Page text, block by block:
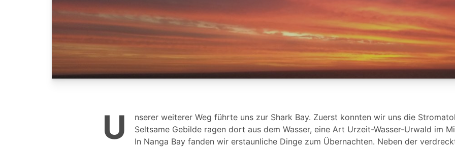
U
nserer weiterer Weg führte uns zur Shark Bay. Zuerst konnten wir uns die
Seltsame Gebilde ragen dort aus dem Wasser, eine Art Urzeit-Wasser-Urwald im
In Nanga Bay fanden wir erstaunliche Dinge zum Übernachten. Neben der